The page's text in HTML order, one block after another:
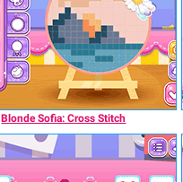
Blonde Sofia: Cross Stitch